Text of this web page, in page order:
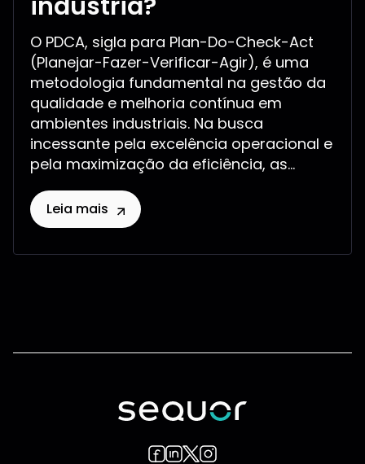
O PDCA, sigla para Plan-Do-Check-Act
(Planejar-Fazer-Verificar-Agir), é uma
metodologia fundamental na gestão da
qualidade e melhoria contínua em
ambientes industriais. Na busca
incessante pela excelência operacional e
pela maximização da eficiência, as...
Leia mais